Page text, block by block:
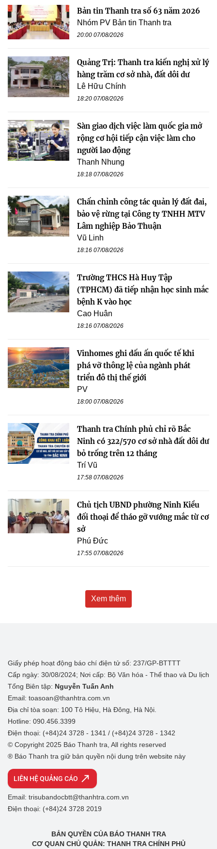
Bản tin Thanh tra số 63 năm 2026
Nhóm PV Bản tin Thanh tra
20:00 07/08/2026
Quảng Trị: Thanh tra kiến nghị xử lý
hàng trăm cơ sở nhà, đất dôi dư
Lê Hữu Chính
18:20 07/08/2026
Sàn giao dịch việc làm quốc gia mở
rộng cơ hội tiếp cận việc làm cho
người lao động
Thanh Nhung
18:18 07/08/2026
Chấn chỉnh công tác quản lý đất đai,
bảo vệ rừng tại Công ty TNHH MTV
Lâm nghiệp Bảo Thuận
Vũ Linh
18:16 07/08/2026
Trường THCS Hà Huy Tập
(TPHCM) đã tiếp nhận học sinh mắc
bệnh K vào học
Cao Huân
18:16 07/08/2026
Vinhomes ghi dấu ấn quốc tế khi
phá vỡ thông lệ của ngành phát
triển đô thị thế giới
PV
18:00 07/08/2026
Thanh tra Chính phủ chỉ rõ Bắc
Ninh có 322/570 cơ sở nhà đất dôi dư
bỏ trống trên 12 tháng
Trí Vũ
17:58 07/08/2026
Chủ tịch UBND phường Ninh Kiều
đối thoại để tháo gỡ vướng mắc từ cơ
sở
Phú Đức
17:55 07/08/2026
Xem thêm
Giấy phép hoạt động báo chí điện tử số: 237/GP-BTTTT
Cấp ngày: 30/08/2024; Nơi cấp: Bộ Văn hóa - Thể thao và Du lịch
Tổng Biên tập: Nguyễn Tuấn Anh
Email: toasoan@thanhtra.com.vn
Địa chỉ tòa soạn: 100 Tô Hiệu, Hà Đông, Hà Nội.
Hotline: 090.456.3399
Điện thoại: (+84)24 3728 - 1341 / (+84)24 3728 - 1342
© Copyright 2025 Báo Thanh tra, All rights reserved
® Báo Thanh tra giữ bản quyền nội dung trên website này
LIÊN HỆ QUẢNG CÁO
Email: trisubandocbtt@thanhtra.com.vn
Điện thoại: (+84)24 3728 2019
BẢN QUYỀN CỦA BÁO THANH TRA
CƠ QUAN CHỦ QUẢN: THANH TRA CHÍNH PHỦ